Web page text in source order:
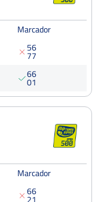
Marcador
5
7
6
7
6
0
6
1
Marcador
6
2
6
1